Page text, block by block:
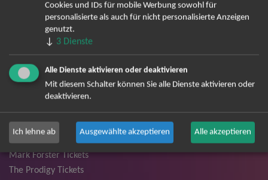
Ina Müller Tickets
Bryan Adams Tickets
Andreas Gabalier Tickets
Herbert Grönemeyer Tickets
Deep Purple Tickets
Howard Carpendale Tickets
Jan Delay & Disko No.1 Tickets
Pur Tickets
Bob Dylan Tickets
Mark Forster Tickets
The Prodigy Tickets
Cookies und IDs für mobile Werbung sowohl für
personalisierte als auch für nicht personalisierte Anzeigen
genutzt.
↓ 3 Dienste
Alle Dienste aktivieren oder deaktivieren
Mit diesem Schalter können Sie alle Dienste aktivieren oder
deaktivieren.
Ich lehne ab Ausgewählte akzeptieren Alle akzeptieren